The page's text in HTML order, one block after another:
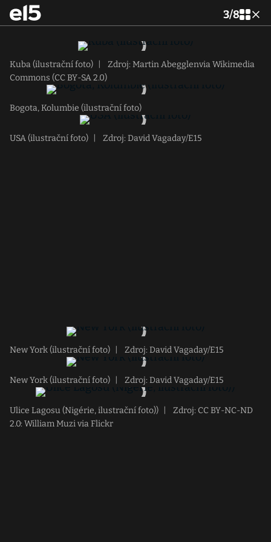
3/8
Kuba (ilustrační foto)
Zdroj: Martin Abegglenvia Wikimedia
Commons (CC BY-SA 2.0)
Bogota, Kolumbie (ilustrační foto)
USA (ilustrační foto) Zdroj: David Vagaday/E15
New York (ilustrační foto) Zdroj: David Vagaday/E15
New York (ilustrační foto) Zdroj: David Vagaday/E15
Ulice Lagosu (Nigérie, ilustrační foto))
Zdroj: CC BY-NC-ND
2.0: William Muzi via Flickr